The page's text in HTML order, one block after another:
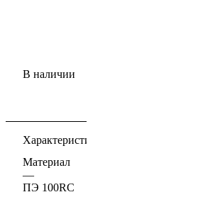
В наличии
Характеристики
Материал
—
ПЭ 100RC